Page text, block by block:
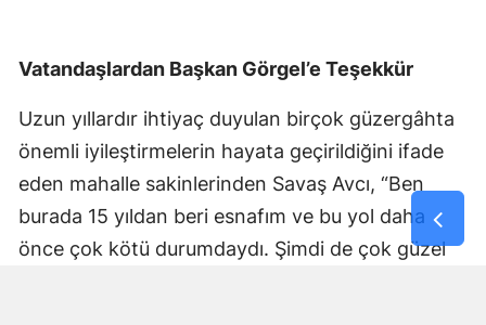
Vatandaşlardan Başkan Görgel’e Teşekkür
Uzun yıllardır ihtiyaç duyulan birçok güzergâhta
önemli iyileştirmelerin hayata geçirildiğini ifade
eden mahalle sakinlerinden Savaş Avcı, “Ben
burada 15 yıldan beri esnafım ve bu yol daha
önce çok kötü durumdaydı. Şimdi de çok güzel